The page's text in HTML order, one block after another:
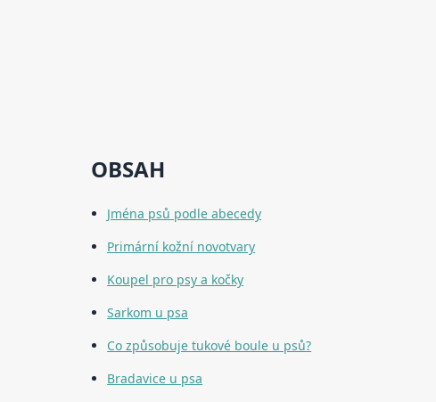
OBSAH
Jména psů podle abecedy
Primární kožní novotvary
Koupel pro psy a kočky
Sarkom u psa
Co způsobuje tukové boule u psů?
Bradavice u psa